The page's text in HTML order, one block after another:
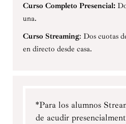
Curso Completo Presencial:
una.
Curso Streaming: Dos cuotas
en directo desde casa.
*Para los alumnos
de acudir